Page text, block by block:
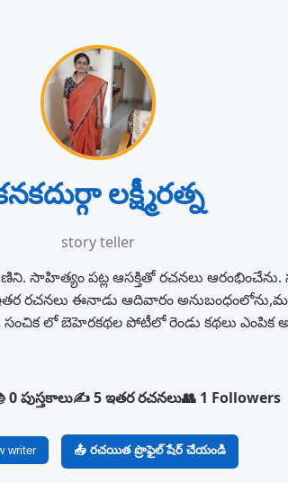
లక్ష్మీరత్న
story teller
సాహిత్యం పట్ల ఆసక్తితో రచనలు
రచనలు ఈనాడు ఆదివారం
లో బెహెరకథల పోటీలో రెండు కథలు
0 పుస్తకాలు✍️ 5 ఇతర రచనలు👥 1 Followers
writer 📤 రచయిత ప్రొఫైల్ షేర్ చేయండి